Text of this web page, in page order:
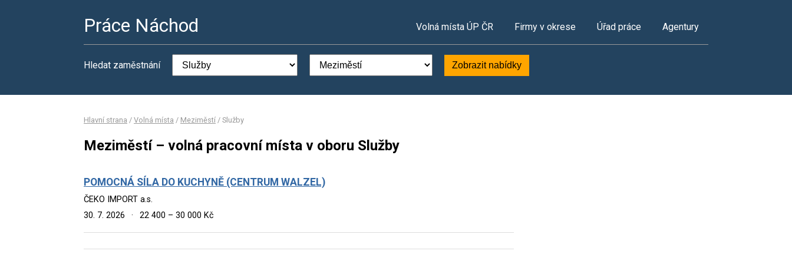
Práce Náchod Volná místa ÚP ČR Firmy v okrese Úřad práce Agentury
Hledat zaměstnání Zobrazit nabídky
Hlavní strana / Volná místa / Meziměstí / Služby
Meziměstí – volná pracovní místa v oboru Služby
POMOCNÁ SÍLA DO KUCHYNĚ (CENTRUM WALZEL)
ČEKO IMPORT a.s.
30. 7. 2026
· 22 400 – 30 000 Kč